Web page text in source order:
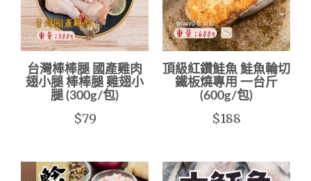
台灣棒棒腿 國產雞肉
翅小腿 棒棒腿 雞翅小
腿 (300g/包)
$79
頂級紅鑽鮭魚 鮭魚輪切
鐵板燒專用 一台斤
(600g/包)
$188